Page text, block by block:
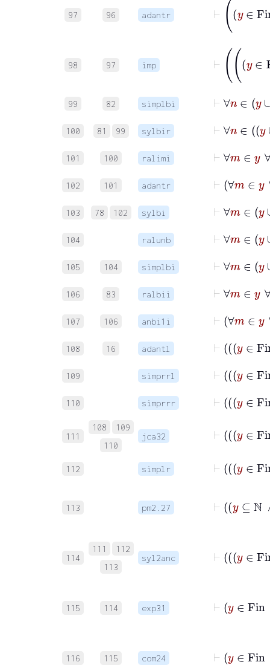
97 96 adantr
98 97 imp
99 82 simplbi
100 81 99 sylbir
101 100 ralimi
102 101 adantr
103 78 102 sylbi
104 ralunb
105 104 simplbi
106 83 ralbii
107 106 anbi1i
108 16 adantl
109 simprrl
110 simprrr
111
108
109
110
jca32
112 simplr
113 pm2.27
114
111
112
113
syl2anc
115 114 exp31
116 115 com24